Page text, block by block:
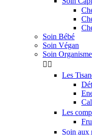
Soin Bébé
Soin Végan
Soin Organisme
 
Les
Les
Soin aux